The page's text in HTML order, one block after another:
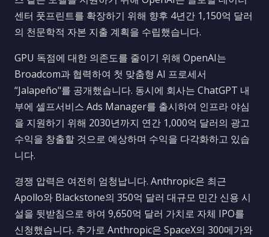
센터 풋프린트를 확장하기 위해 향후 4년간 1,150억 달러
의 천문학적 자본 지출 계획을 수립했습니다.
GPU 독점에 대한 의존도를 줄이기 위해 OpenAI는
Broadcom과 협력하여 첫 맞춤형 AI 프로세서
“Jalapeño"를 공개했습니다. 동시에 회사는 ChatGPT 내
부에 셀프서비스 Ads Manager를 출시하여 인프라 야심
을 지원하기 위해 2030년까지 연간 1,000억 달러의 광고
수익을 창출할 것으로 예상하며 수익을 다각화하고 있습
니다.
경쟁 압력은 여전히 엄청납니다. Anthropic은 최근
Apollo와 Blackstone의 350억 달러 대규모 민간 신용 시
설을 뒷받침으로 하여 9,650억 달러 가치로 자체 IPO를
신청했습니다. 추가로 Anthropic은 SpaceX의 300메가와